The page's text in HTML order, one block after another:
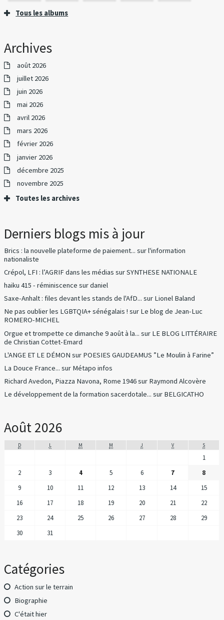
Tous les albums
Archives
août 2026
juillet 2026
juin 2026
mai 2026
avril 2026
mars 2026
février 2026
janvier 2026
décembre 2025
novembre 2025
Toutes les archives
Derniers blogs mis à jour
Brics : la nouvelle plateforme de paiement... surl'information
nationaliste
Crépol, LFI : l’AGRIF dans les médias surSYNTHESE NATIONALE
haiku 415 - réminiscence surdaniel
Saxe-Anhalt : files devant les stands de l'AfD... sur Lionel Baland
Ne pas oublier les LGBTQIA+ sénégalais ! sur Le blog de Jean-Luc
ROMERO-MICHEL
Orgue et trompette ce dimanche 9 août à la... sur LE BLOG LITTÉRAIRE
de Christian Cottet-Emard
L'ANGE ET LE DÉMON sur POESIES GAUDEAMUS ”Le Moulin à Farine”
La Douce France... sur Métapo infos
Richard Avedon, Piazza Navona, Rome 1946sur Raymond Alcovère
Le développement de la formation sacerdotale... sur BELGICATHO
Août 2026
D L M M J V S
1
2
3 4 5 6 7
8
9
10 11 12 13 14
15
16
17 18 19 20 21
22
23
24 25 26 27 28
29
30
31
Catégories
Action sur le terrain
Biographie
C'était hier